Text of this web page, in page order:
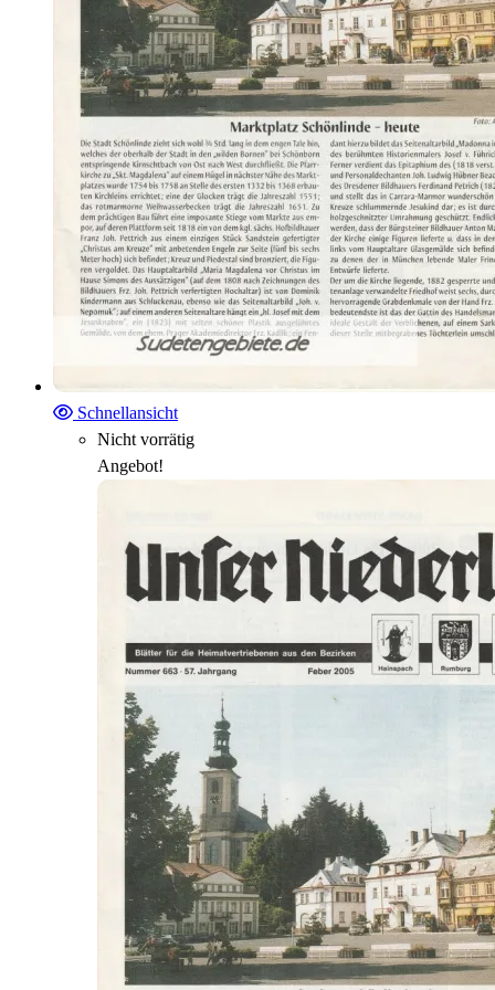
Schnellansicht
Nicht vorrätig
Angebot!